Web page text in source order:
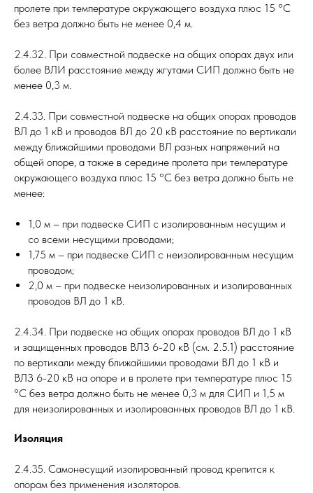
пролете при температуре окружающего воздуха плюс 15 °C
без ветра должно быть не менее 0,4 м.
2.4.32. При совместной подвеске на общих опорах двух или
более ВЛИ расстояние между жгутами СИП должно быть не
менее 0,3 м.
2.4.33. При совместной подвеске на общих опорах проводов
ВЛ до 1 кВ и проводов ВЛ до 20 кВ расстояние по вертикали
между ближайшими проводами ВЛ разных напряжений на
общей опоре, а также в середине пролета при температуре
окружающего воздуха плюс 15 °C без ветра должно быть не
менее:
1,0 м – при подвеске СИП с изолированным несущим и
со всеми несущими проводами;
1,75 м – при подвеске СИП с неизолированным несущим
проводом;
2,0 м – при подвеске неизолированных и изолированных
проводов ВЛ до 1 кВ.
2.4.34. При подвеске на общих опорах проводов ВЛ до 1 кВ
и защищенных проводов ВЛЗ 6-20 кВ (см. 2.5.1) расстояние
по вертикали между ближайшими проводами ВЛ до 1 кВ и
ВЛЗ 6-20 кВ на опоре и в пролете при температуре плюс 15
°C без ветра должно быть не менее 0,3 м для СИП и 1,5 м
для неизолированных и изолированных проводов ВЛ до 1 кВ.
Изоляция
2.4.35. Самонесущий изолированный провод крепится к
опорам без применения изоляторов.